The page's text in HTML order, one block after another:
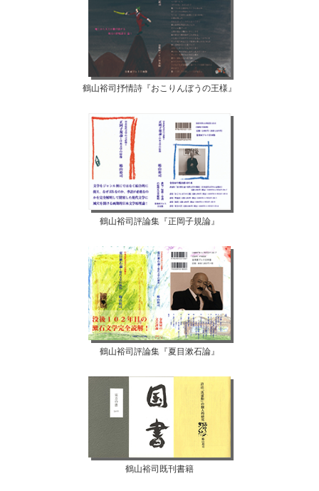
鶴山裕司抒情詩『おこりんぼうの王様』
鶴山裕司評論集『正岡子規論』
鶴山裕司評論集『夏目漱石論』
鶴山裕司既刊書籍